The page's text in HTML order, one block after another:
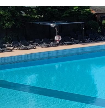
Anschrift und
Stadt Hockenheim
Rathausstraße 1
68766 Hockenheim
Postanschrift
Postfach 15 48
68758 Hockenheim